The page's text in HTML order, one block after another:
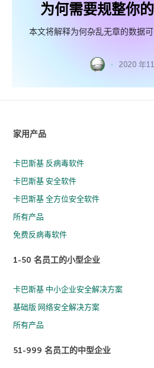
为何需要规整你
本文将解释为何杂乱无章的数据可
2020 年
家用产品
卡巴斯基 反病毒软件
卡巴斯基 安全软件
卡巴斯基 全方位安全软件
所有产品
免费反病毒软件
1-50 名员工的小型企业
卡巴斯基 中小企业安全解决方案
基础版 网络安全解决方案
所有产品
51-999 名员工的中型企业